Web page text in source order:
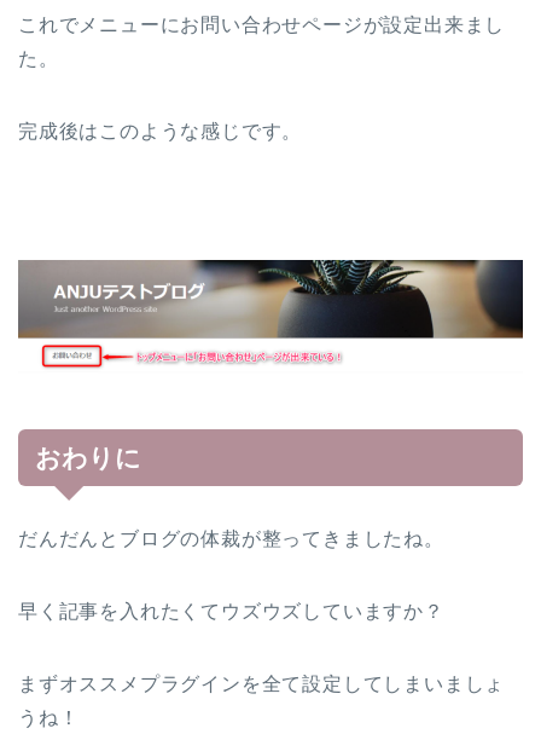
これでメニューにお問い合わせページが設定出来まし
た。
完成後はこのような感じです。
おわりに
だんだんとブログの体裁が整ってきましたね。
早く記事を入れたくてウズウズしていますか？
まずオススメプラグインを全て設定してしまいましょ
うね！